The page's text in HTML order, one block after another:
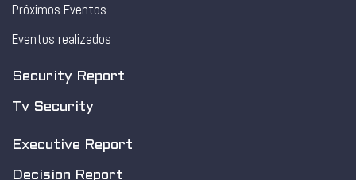
Próximos Eventos
Eventos realizados
Security Report
Tv Security
Executive Report
Decision Report